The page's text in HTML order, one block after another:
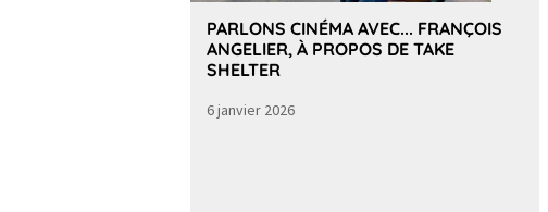
PARLONS CINÉMA AVEC... FRANÇOIS
ANGELIER, À PROPOS DE TAKE
SHELTER
6 janvier 2026